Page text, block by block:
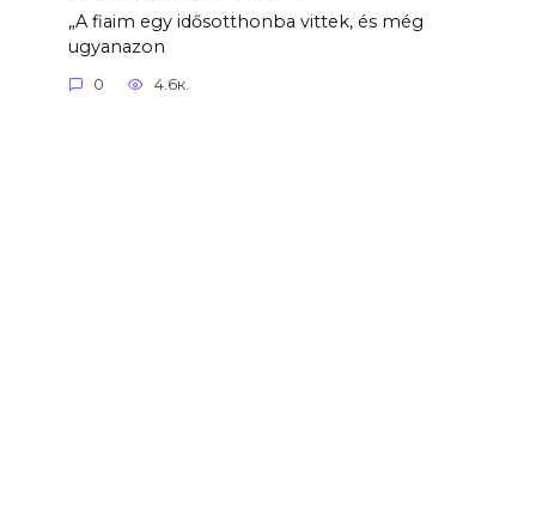
„A fiaim egy idősotthonba vittek, és még
ugyanazon
0 4.6к.